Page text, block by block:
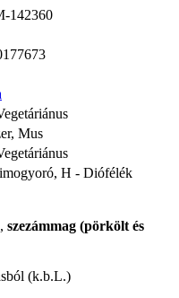
142360
Mus
H - Diófélék
, szezámmag (pörkölt és
(k.b.L.)